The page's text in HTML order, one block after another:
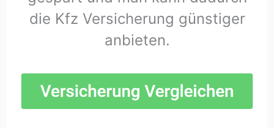
die Kfz Versicherung günstiger
anbieten.